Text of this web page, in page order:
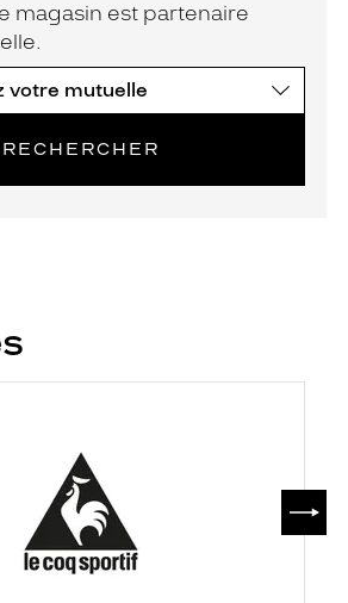
magasin est partenaire
RECHERCHER